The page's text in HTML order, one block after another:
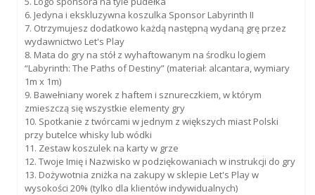
6. Jedyna i ekskluzywna koszulka Sponsor Labyrinth II
7. Otrzymujesz dodatkowo każdą następną wydaną grę przez
wydawnictwo Let's Play
8. Mata do gry na stół z wyhaftowanym na środku logiem
“Labyrinth: The Paths of Destiny” (materiał: alcantara, wymiary
1m x 1m)
9. Bawełniany worek z haftem i sznureczkiem, w którym
zmieszczą się wszystkie elementy gry
10. Spotkanie z twórcami w jednym z większych miast Polski
przy butelce whisky lub wódki
11. Zestaw koszulek na karty w grze
12. Twoje Imię i Nazwisko w podziękowaniach w instrukcji do gry
13. Dożywotnia zniżka na zakupy w sklepie Let's Play w
wysokości 20% (tylko dla klientów indywidualnych)